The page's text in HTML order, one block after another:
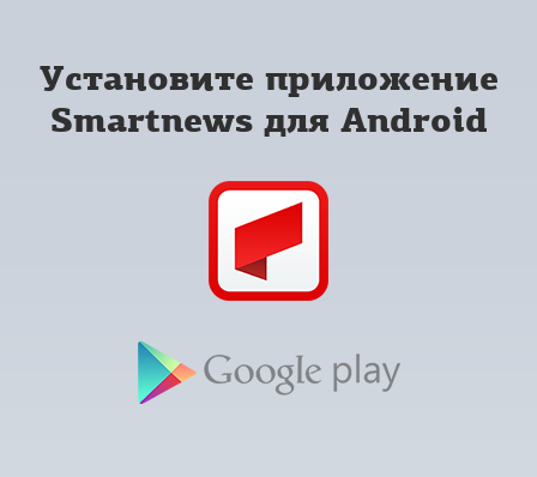
Установите приложение
Smartnews для Android